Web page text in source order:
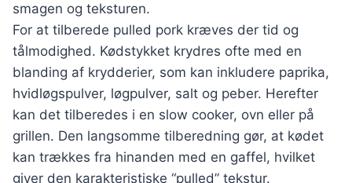
smagen og teksturen.
For at tilberede pulled pork kræves der tid og
tålmodighed. Kødstykket krydres ofte med en
blanding af krydderier, som kan inkludere paprika,
hvidløgspulver, løgpulver, salt og peber. Herefter
kan det tilberedes i en slow cooker, ovn eller på
grillen. Den langsomme tilberedning gør, at kødet
kan trækkes fra hinanden med en gaffel, hvilket
giver den karakteristiske “pulled” tekstur.